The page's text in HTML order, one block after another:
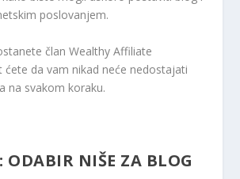
poslovanjem.
član Wealthy Affiliate
da vam nikad neće nedostajati
na svakom koraku.
ODABIR NIŠE ZA BLOG